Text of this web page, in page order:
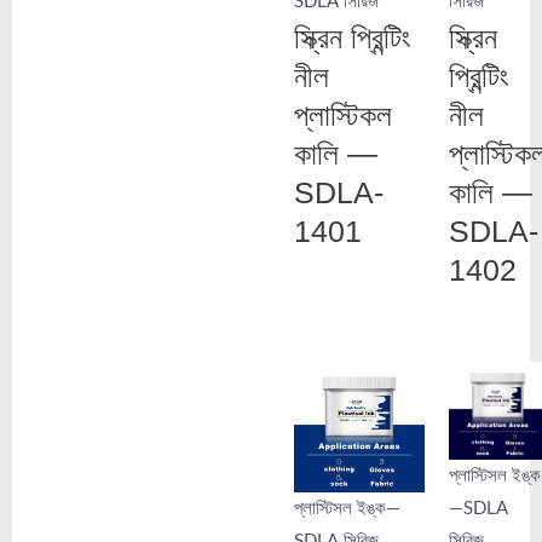
স্ক্রিন প্রিন্টিং
নীল
প্লাস্টিকল
কালি —
SDLA-
1401
স্ক্রিন
প্রিন্টিং
নীল
কালি —
SDLA-
1402
প্লাস্টিসল ইঙ্ক—
প্লাস্টিসল ইঙ্ক
—SDLA